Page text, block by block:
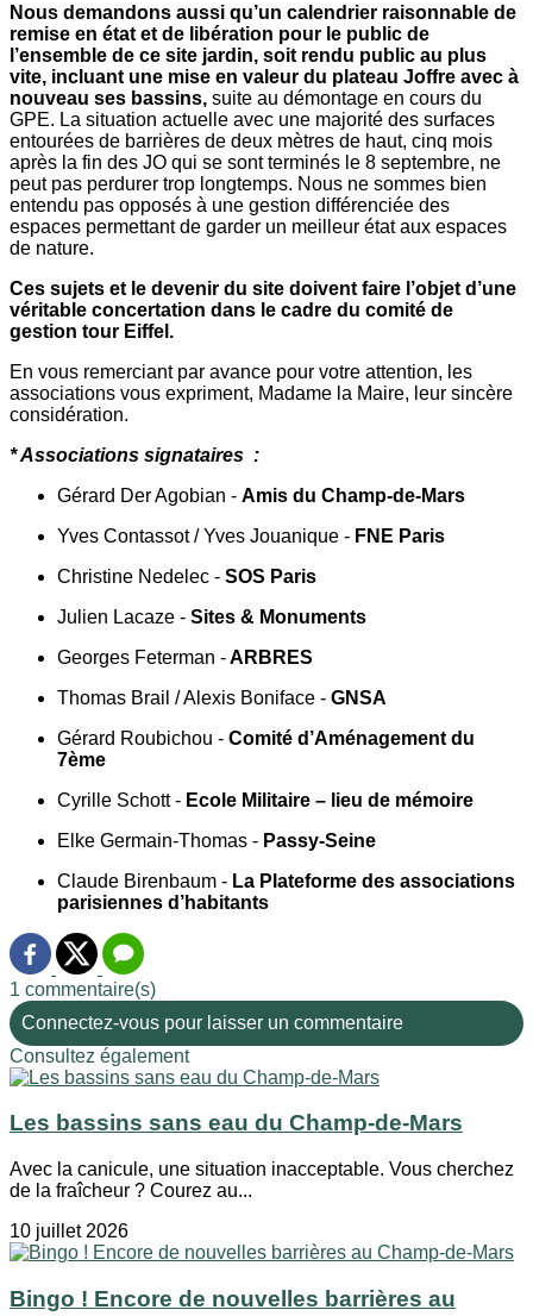
Nous demandons aussi qu’un calendrier raisonnable de
remise en état et de libération pour le public de
l’ensemble de ce site jardin, soit rendu public au plus
vite, incluant une mise en valeur du plateau Joffre avec à
nouveau ses bassins, suite au démontage en cours du
GPE. La situation actuelle avec une majorité des surfaces
entourées de barrières de deux mètres de haut, cinq mois
après la fin des JO qui se sont terminés le 8 septembre, ne
peut pas perdurer trop longtemps. Nous ne sommes bien
entendu pas opposés à une gestion différenciée des
espaces permettant de garder un meilleur état aux espaces
de nature.
Ces sujets et le devenir du site doivent faire l’objet d’une
véritable concertation dans le cadre du comité de
gestion tour Eiffel.
En vous remerciant par avance pour votre attention, les
associations vous expriment, Madame la Maire, leur sincère
considération.
* Associations signataires :
Gérard Der Agobian - Amis du Champ-de-Mars
Yves Contassot / Yves Jouanique - FNE Paris
Christine Nedelec - SOS Paris
Julien Lacaze - Sites & Monuments
Georges Feterman -ARBRES
Thomas Brail / Alexis Boniface - GNSA
Gérard Roubichou - Comité d’Aménagement du
7ème
Cyrille Schott - Ecole Militaire – lieu de mémoire
Elke Germain-Thomas - Passy-Seine
Claude Birenbaum - La Plateforme des associations
parisiennes d’habitants
1 commentaire(s)
Connectez-vous pour laisser un commentaire
Consultez également
Les bassins sans eau du Champ-de-Mars
Avec la canicule, une situation inacceptable. Vous cherchez
de la fraîcheur ? Courez au...
10 juillet 2026
Bingo ! Encore de nouvelles barrières au